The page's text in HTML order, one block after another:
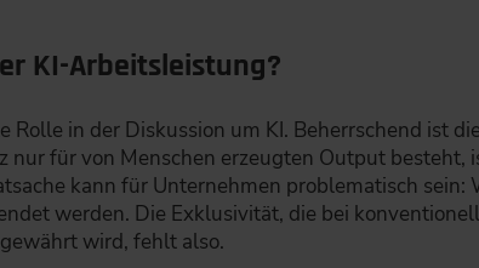
KI-Arbeitsleistung?
Rolle in der Diskussion um KI. Beherrschend ist
nur für von Menschen erzeugten Output besteht,
kann für Unternehmen problematisch sein:
werden. Die Exklusivität, die bei
wird, fehlt also.